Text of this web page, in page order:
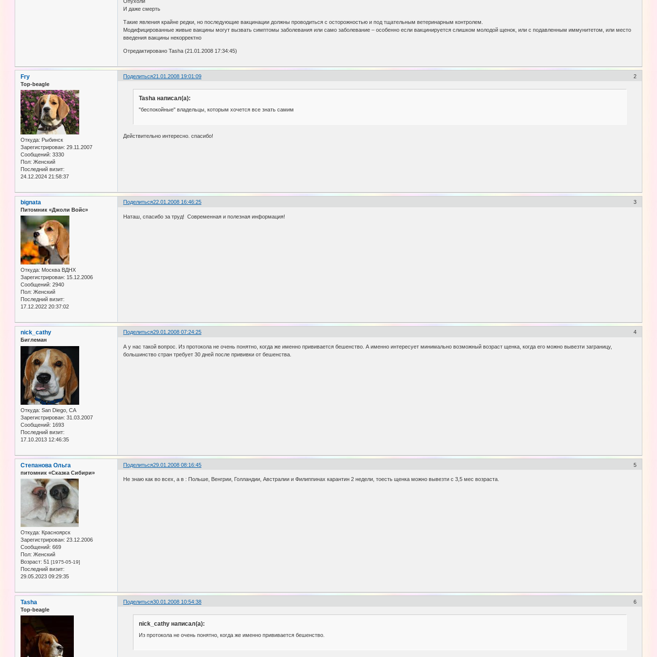
И даже смерть
Такие явления крайне редки, но последующие вакцинации должны проводиться с осторожностью и под тщательным ветеринарным контролем.
Модифицированные живые вакцины могут вызвать симптомы заболевания или само заболевание – особенно если вакцинируется слишком молодой щенок, или с подавленным иммунитетом, или место
введения вакцины некорректно
Отредактировано Tasha (21.01.2008 17:34:45)
Поделиться 2
21.01.2008 19:01:09
Fry
Top-beagle
Откуда: Рыбинск
Зарегистрирован: 29.11.2007
Сообщений: 3330
Пол: Женский
Последний визит:
24.12.2024 21:58:37
Tasha написал(а):
"беспокойные" владельцы, которым хочется все знать самим
Действительно интересно. спасибо!
Поделиться 3
22.01.2008 16:46:25
bignata
Питомник «Джоли Войс»
Откуда: Москва ВДНХ
Зарегистрирован: 15.12.2006
Сообщений: 2940
Пол: Женский
Последний визит:
17.12.2022 20:37:02
Наташ, спасибо за труд! Современная и полезная информация!
Поделиться 4
29.01.2008 07:24:25
nick_cathy
Биглеман
Откуда: San Diego, CA
Зарегистрирован: 31.03.2007
Сообщений: 1693
Последний визит:
17.10.2013 12:46:35
А у нас такой вопрос. Из протокола не очень понятно, когда же именно прививается бешенство. А именно интересует минимально возможный возраст щенка, когда его можно вывезти заграницу,
большинство стран требует 30 дней после прививки от бешенства.
Поделиться 5
29.01.2008 08:16:45
Степанова Ольга
питомник «Сказка Сибири»
Откуда: Красноярск
Зарегистрирован: 23.12.2006
Сообщений: 669
Пол: Женский
Возраст: 51 [1975-05-19]
Последний визит:
29.05.2023 09:29:35
Не знаю как во всех, а в : Польше, Венгрии, Голландии, Австралии и Филиппинах карантин 2 недели, тоесть щенка можно вывезти с 3,5 мес возраста.
Поделиться 6
30.01.2008 10:54:38
Tasha
Top-beagle
nick_cathy написал(а):
Из протокола не очень понятно, когда же именно прививается бешенство.